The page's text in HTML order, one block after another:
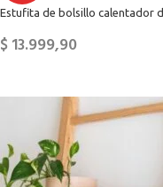
Estufita de bolsillo calentador
$13.999,90